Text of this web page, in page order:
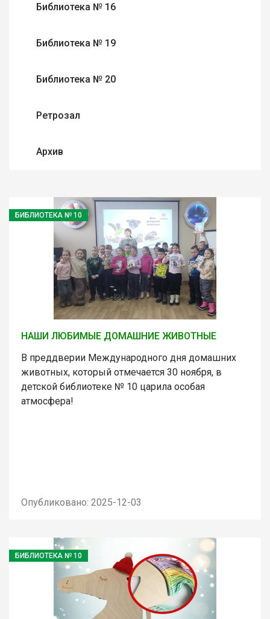
Библиотека № 16
Библиотека № 19
Библиотека № 20
Ретрозал
Архив
БИБЛИОТЕКА № 10
НАШИ ЛЮБИМЫЕ ДОМАШНИЕ ЖИВОТНЫЕ
В преддверии Международного дня домашних
животных, который отмечается 30 ноября, в
детской библиотеке № 10 царила особая
атмосфера!
Опубликовано: 2025-12-03
БИБЛИОТЕКА № 10